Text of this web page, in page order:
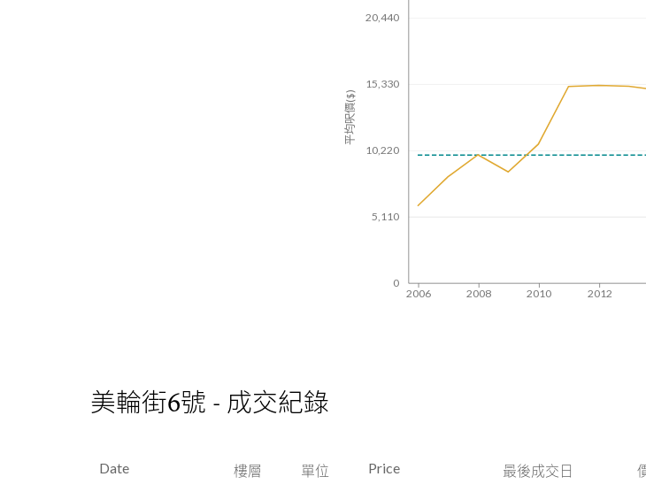
2006 2008 2010 2012
20,440
15,330
10,220
5,110
0
平均呎價($)
美輪街6號 - 成交紀錄
Date 樓層 單位 Price 最後成交日